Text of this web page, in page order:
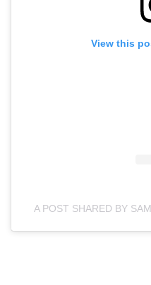
View this
A POST SHARED BY